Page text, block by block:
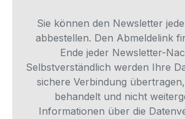
noch ausgerichtet werden?Laut
Herstellerhinweis ist ein
inklusive begrenztem
zulässig.
Richtlinie dienen (siehe auch
Zulassung).
Sie können den Newsletter
abbestellen. Den Abmeldelink
Ende jeder Newsletter-
Selbstverständlich werden Ihre
sichere Verbindung
behandelt und nicht
Informationen über die